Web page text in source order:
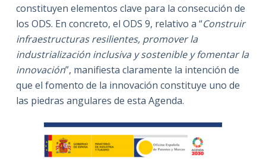
constituyen elementos clave para la consecución de
los ODS. En concreto, el ODS 9, relativo a “Construir
infraestructuras resilientes, promover la
industrialización inclusiva y sostenible y fomentar la
innovación”, manifiesta claramente la intención de
que el fomento de la innovación constituye uno de
las piedras angulares de esta Agenda.